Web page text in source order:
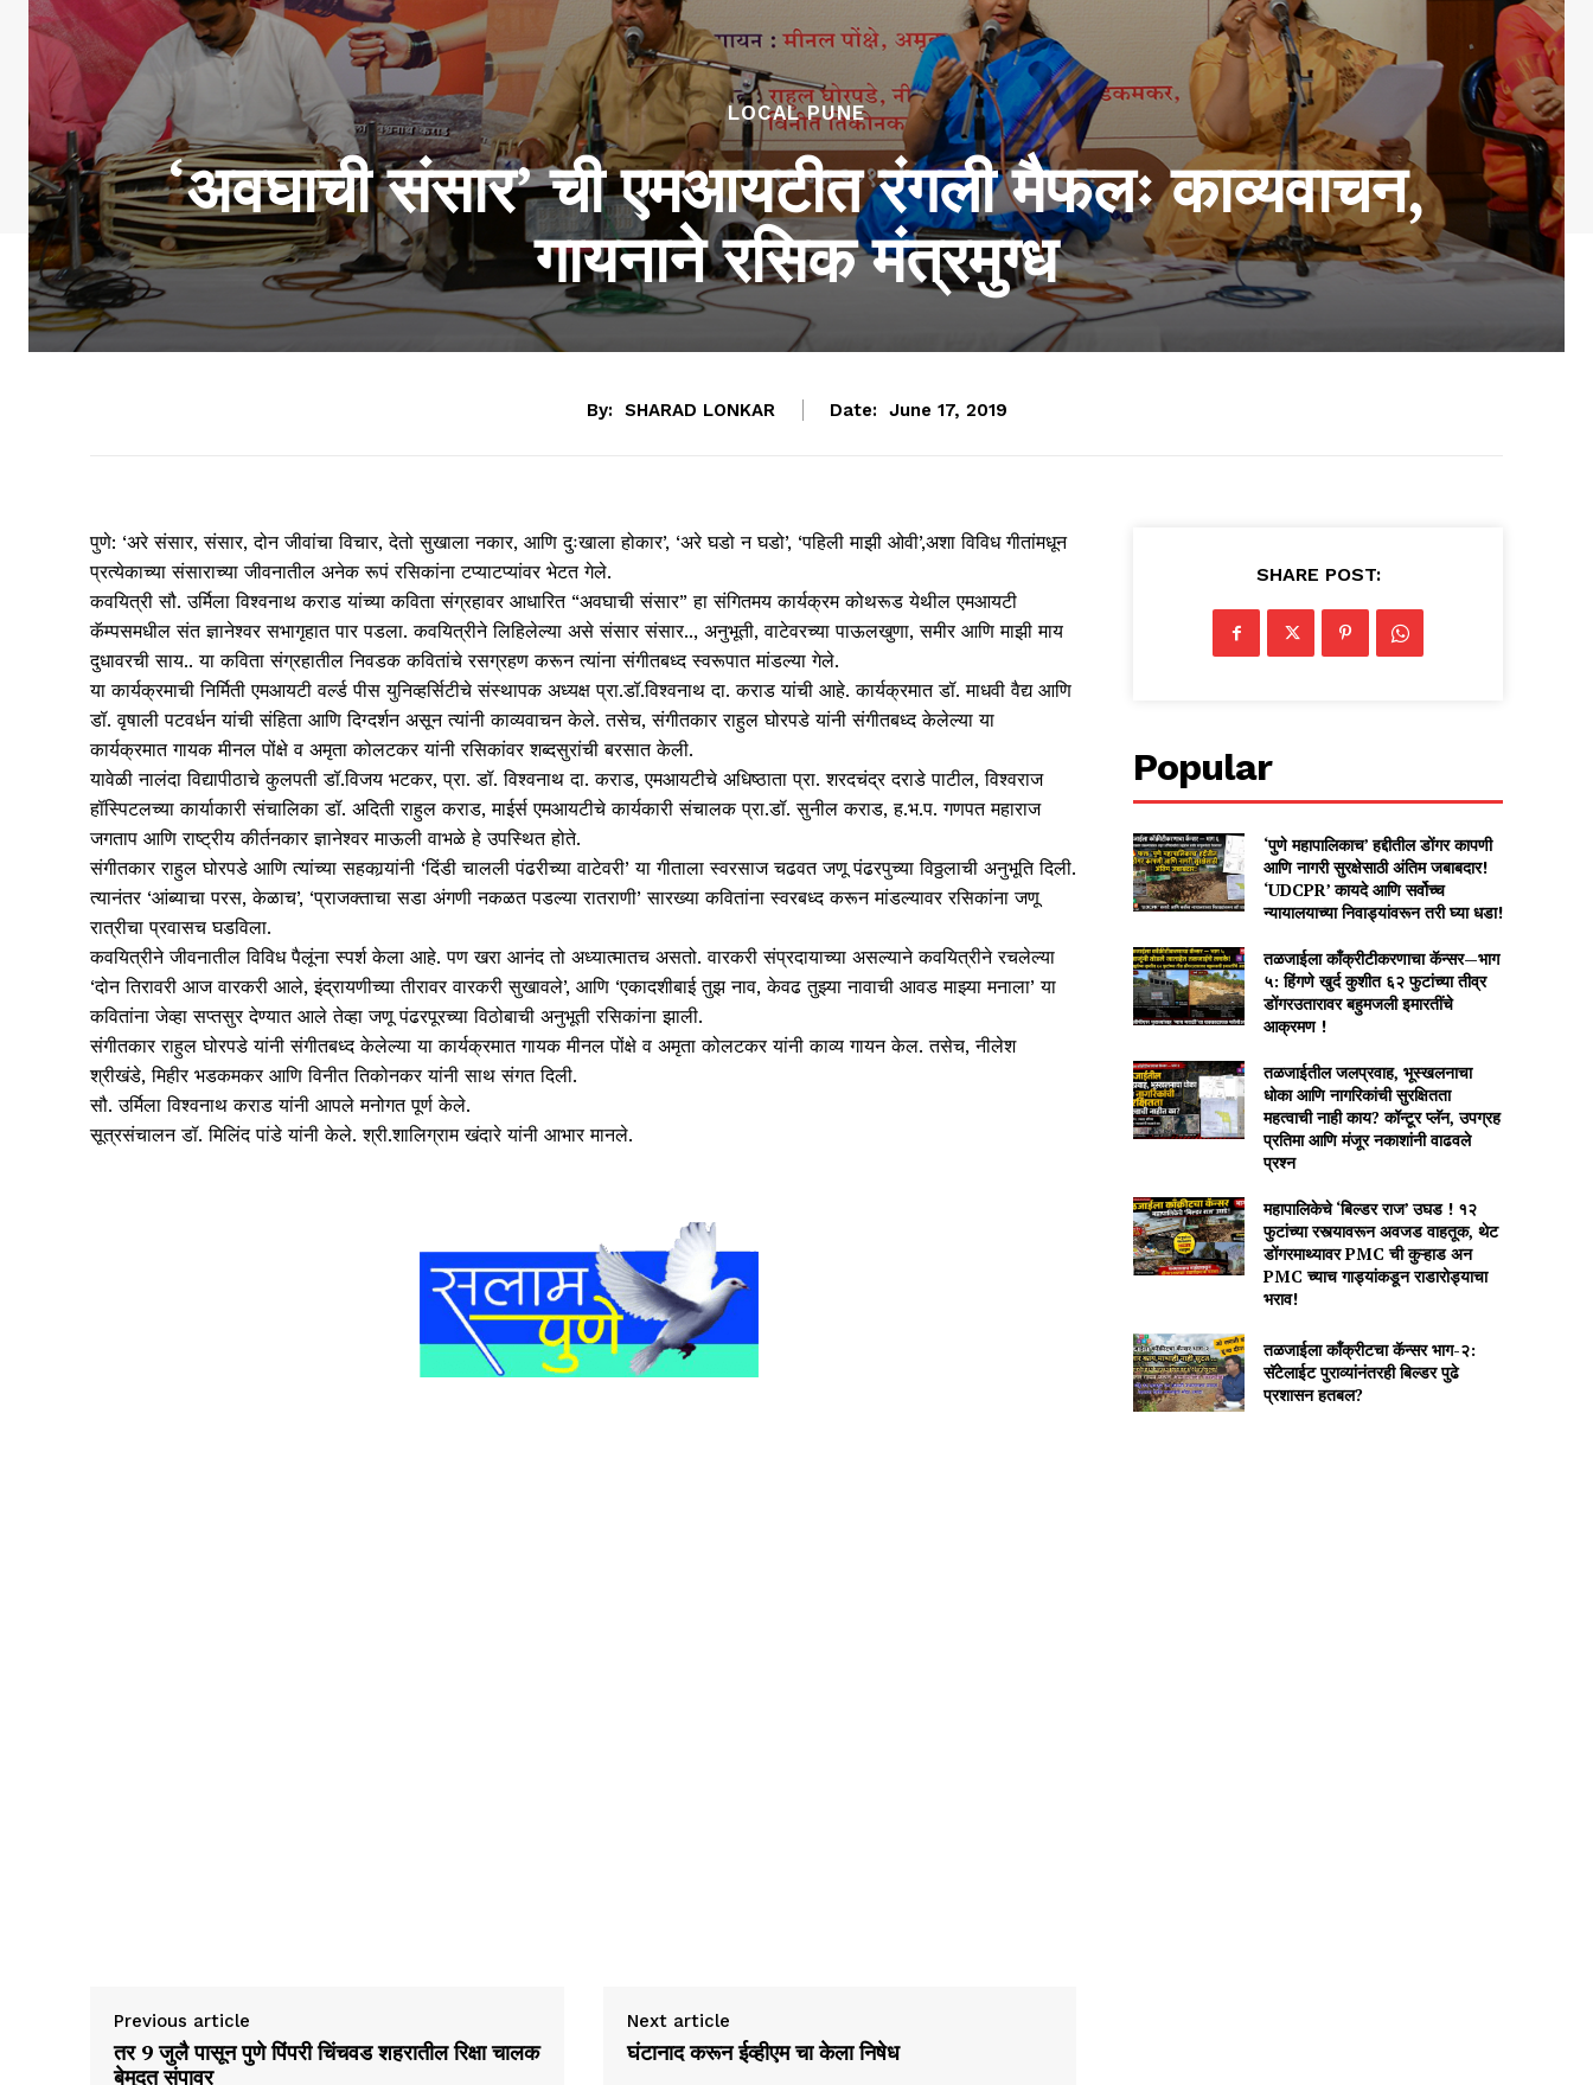
LOCAL PUNE
‘अवघाची संसार’ ची एमआयटीत रंगली मैफलः काव्यवाचन,
गायनाने रसिक मंत्रमुग्ध
By: SHARAD LONKAR Date: June 17, 2019
पुणे: ‘अरे संसार, संसार, दोन जीवांचा विचार, देतो सुखाला नकार, आणि दुःखाला होकार’, ‘अरे घडो न घडो’, ‘पहिली माझी ओवी’,अशा विविध गीतांमधून
प्रत्येकाच्या संसाराच्या जीवनातील अनेक रूपं रसिकांना टप्याटप्यांवर भेटत गेले.
कवयित्री सौ. उर्मिला विश्‍वनाथ कराड यांच्या कविता संग्रहावर आधारित “अवघाची संसार” हा संगितमय कार्यक्रम कोथरूड येथील एमआयटी
कॅम्पसमधील संत ज्ञानेश्‍वर सभागृहात पार पडला. कवयित्रीने लिहिलेल्या असे संसार संसार.., अनुभूती, वाटेवरच्या पाऊलखुणा, समीर आणि माझी माय
दुधावरची साय.. या कविता संग्रहातील निवडक कवितांचे रसग्रहण करून त्यांना संगीतबध्द स्वरूपात मांडल्या गेले.
या कार्यक्रमाची निर्मिती एमआयटी वर्ल्ड पीस युनिव्हर्सिटीचे संस्थापक अध्यक्ष प्रा.डॉ.विश्‍वनाथ दा. कराड यांची आहे. कार्यक्रमात डॉ. माधवी वैद्य आणि
डॉ. वृषाली पटवर्धन यांची संहिता आणि दिग्दर्शन असून त्यांनी काव्यवाचन केले. तसेच, संगीतकार राहुल घोरपडे यांनी संगीतबध्द केलेल्या या
कार्यक्रमात गायक मीनल पोंक्षे व अमृता कोलटकर यांनी रसिकांवर शब्दसुरांची बरसात केली.
यावेळी नालंदा विद्यापीठाचे कुलपती डॉ.विजय भटकर, प्रा. डॉ. विश्‍वनाथ दा. कराड, एमआयटीचे अधिष्ठाता प्रा. शरदचंद्र दराडे पाटील, विश्‍वराज
हॉस्पिटलच्या कार्याकारी संचालिका डॉ. अदिती राहुल कराड, माईर्स एमआयटीचे कार्यकारी संचालक प्रा.डॉ. सुनील कराड, ह.भ.प. गणपत महाराज
जगताप आणि राष्ट्रीय कीर्तनकार ज्ञानेश्‍वर माऊली वाभळे हे उपस्थित होते.
संगीतकार राहुल घोरपडे आणि त्यांच्या सहकार्‍यांनी ‘दिंडी चालली पंढरीच्या वाटेवरी’ या गीताला स्वरसाज चढवत जणू पंढरपुच्या विठ्ठलाची अनुभूति दिली.
त्यानंतर ‘आंब्याचा परस, केळाच’, ‘प्राजक्ताचा सडा अंगणी नकळत पडल्या रातराणी’ सारख्या कवितांना स्वरबध्द करून मांडल्यावर रसिकांना जणू
रात्रीचा प्रवासच घडविला.
कवयित्रीने जीवनातील विविध पैलूंना स्पर्श केला आहे. पण खरा आनंद तो अध्यात्मातच असतो. वारकरी संप्रदायाच्या असल्याने कवयित्रीने रचलेल्या
‘दोन तिरावरी आज वारकरी आले, इंद्रायणीच्या तीरावर वारकरी सुखावले’, आणि ‘एकादशीबाई तुझ नाव, केवढ तुझ्या नावाची आवड माझ्या मनाला’ या
कवितांना जेव्हा सप्तसुर देण्यात आले तेव्हा जणू पंढरपूरच्या विठोबाची अनुभूती रसिकांना झाली.
संगीतकार राहुल घोरपडे यांनी संगीतबध्द केलेल्या या कार्यक्रमात गायक मीनल पोंक्षे व अमृता कोलटकर यांनी काव्य गायन केल. तसेच, नीलेश
श्रीखंडे, मिहीर भडकमकर आणि विनीत तिकोनकर यांनी साथ संगत दिली.
सौ. उर्मिला विश्‍वनाथ कराड यांनी आपले मनोगत पूर्ण केले.
सूत्रसंचालन डॉ. मिलिंद पांडे यांनी केले. श्री.शालिग्राम खंदारे यांनी आभार मानले.
Previous article
तर 9 जुलै पासून पुणे पिंपरी चिंचवड शहरातील रिक्षा चालक
बेमुदत संपावर
Next article
घंटानाद करून ईव्हीएम चा केला निषेध
SHARE POST:
Popular
‘पुणे महापालिकाच’ हद्दीतील डोंगर कापणी
आणि नागरी सुरक्षेसाठी अंतिम जबाबदार!
‘UDCPR’ कायदे आणि सर्वोच्च
न्यायालयाच्या निवाड्यांवरून तरी घ्या धडा!
तळजाईला काँक्रीटीकरणाचा कॅन्सर—भाग
५: हिंगणे खुर्द कुशीत ६२ फुटांच्या तीव्र
डोंगरउतारावर बहुमजली इमारतींचे
आक्रमण !
तळजाईतील जलप्रवाह, भूस्खलनाचा
धोका आणि नागरिकांची सुरक्षितता
महत्वाची नाही काय? कॉन्टूर प्लॅन, उपग्रह
प्रतिमा आणि मंजूर नकाशांनी वाढवले
प्रश्न
महापालिकेचे ‘बिल्डर राज’ उघड ! १२
फुटांच्या रस्त्यावरून अवजड वाहतूक, थेट
डोंगरमाथ्यावर PMC ची कुऱ्हाड अन
PMC च्याच गाड्यांकडून राडारोड्याचा
भराव!
तळजाईला कॉंक्रीटचा कॅन्सर भाग-२:
सॅटेलाईट पुराव्यांनंतरही बिल्डर पुढे
प्रशासन हतबल?